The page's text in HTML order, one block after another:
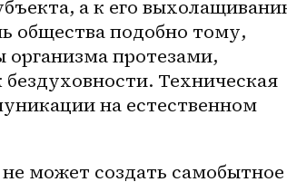
а к его
общества подобно тому,
организма протезами,
Техническая
на естественном